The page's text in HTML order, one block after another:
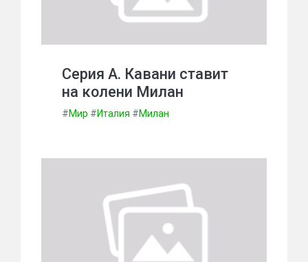
Серия А. Кавани ставит
на колени Милан
#Мир #Италия #Милан